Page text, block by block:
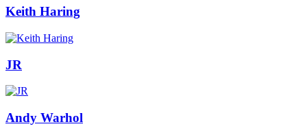
Keith Haring
JR
Andy Warhol